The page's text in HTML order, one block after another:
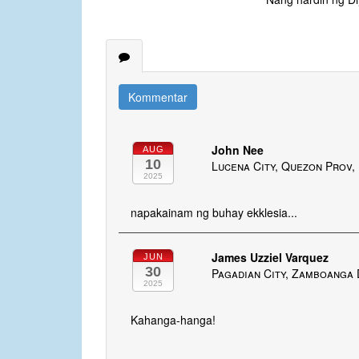
Kommentar
AUG
10
2025
John Nee
Lucena City, Quezon
napakainam ng buhay ekklesia...
JUN
30
2025
James Uzziel Varquez
Pagadian City,
Kahanga-hanga!